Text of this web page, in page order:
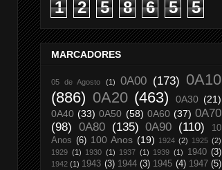
1 2 5 8 6 5 5
MARCADORES
05 de Agosto (1) 0A00 (173) 0A10
(886) 0A20 (463) 0A30 (21)
0A40 (33) 0A50 (58) 0A60 (37) 0A70
(98) 0A80 (135) 0A90 (110)
10
Anos (6) 100 Anos (19) 1924 (2) 1925 (2)
1929 (1) 1930 (1) 1937 (1) 1939 (1) 1940 (3)
1942 (1) 1943 (3) 1944 (3) 1945 (4) 1947 (5)